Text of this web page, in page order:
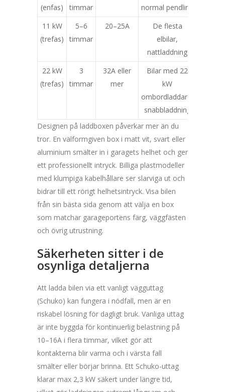
(enfas)
timmar
normal pendling
11 kW
(trefas)
5–6
timmar
20–25A
De flesta
elbilar,
nattladdning
22 kW
(trefas)
3
timmar
32A eller
mer
Bilar med 22
kW
ombordladdare,
snabbladdning
Designen på laddboxen påverkar mer än du
tror. En välformgiven box i matt vit, svart eller
aluminium smälter in i garagets helhet och ger
ett professionellt intryck. Billiga plastmodeller
med klumpiga kabelhållare ser slarviga ut och
bidrar till ett rörigt helhetsintryck. Visa bilen
från sin bästa sida genom att välja en box
som matchar garageportens färg, väggfästen
och övrig utrustning.
Säkerheten sitter i de
osynliga detaljerna
Att ladda bilen via ett vanligt vägguttag
(Schuko) kan fungera i nödfall, men är en
riskabel lösning för dagligt bruk. Vanliga uttag
är inte byggda för kontinuerlig belastning på
10–16A i flera timmar, vilket gör att
kontakterna blir varma och i värsta fall
smälter eller börjar brinna. Ett Schuko-uttag
klarar max 2,3 kW säkert under längre tid,